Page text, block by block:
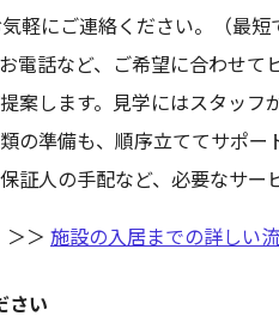
軽にご連絡ください。（最短
電話など、ご希望に合わせて
案します。見学にはスタッフ
の準備も、順序立ててサポー
証人の手配など、必要なサー
＞＞ 施設の入居までの詳しい
さい